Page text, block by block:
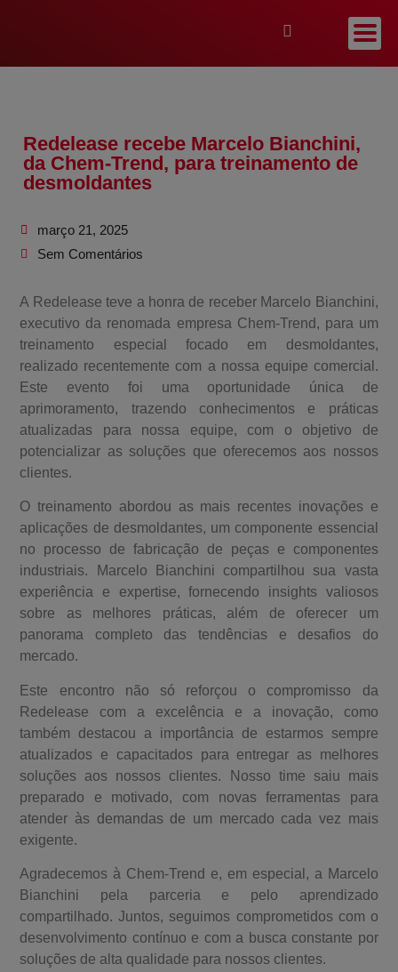
Redelease recebe Marcelo Bianchini,
da Chem-Trend, para treinamento de
desmoldantes
março 21, 2025
Sem Comentários
A Redelease teve a honra de receber Marcelo Bianchini,
executivo da renomada empresa Chem-Trend, para um
treinamento especial focado em desmoldantes,
realizado recentemente com a nossa equipe comercial.
Este evento foi uma oportunidade única de
aprimoramento, trazendo conhecimentos e práticas
atualizadas para nossa equipe, com o objetivo de
potencializar as soluções que oferecemos aos nossos
clientes.
O treinamento abordou as mais recentes inovações e
aplicações de desmoldantes, um componente essencial
no processo de fabricação de peças e componentes
industriais. Marcelo Bianchini compartilhou sua vasta
experiência e expertise, fornecendo insights valiosos
sobre as melhores práticas, além de oferecer um
panorama completo das tendências e desafios do
mercado.
Este encontro não só reforçou o compromisso da
Redelease com a excelência e a inovação, como
também destacou a importância de estarmos sempre
atualizados e capacitados para entregar as melhores
soluções aos nossos clientes. Nosso time saiu mais
preparado e motivado, com novas ferramentas para
atender às demandas de um mercado cada vez mais
exigente.
Agradecemos à Chem-Trend e, em especial, a Marcelo
Bianchini pela parceria e pelo aprendizado
compartilhado. Juntos, seguimos comprometidos com o
desenvolvimento contínuo e com a busca constante por
soluções de alta qualidade para nossos clientes.